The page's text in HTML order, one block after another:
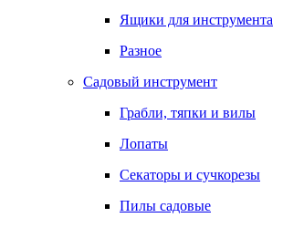
Ящики для инструмента
Разное
Садовый инструмент
Грабли, тяпки и вилы
Лопаты
Секаторы и сучкорезы
Пилы садовые